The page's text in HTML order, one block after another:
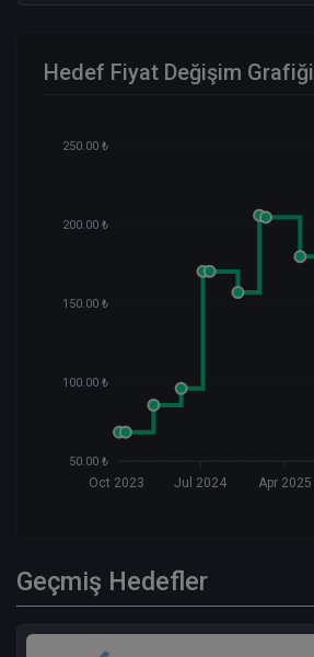
Hedef Fiyat Değişim Grafiği
250.00 ₺
200.00 ₺
150.00 ₺
100.00 ₺
50.00 ₺
Oct 2023 Jul 2024 Apr 2025
Geçmiş Hedefler